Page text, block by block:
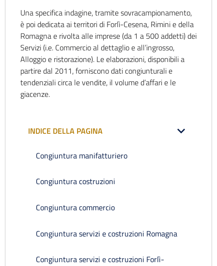
Una specifica indagine, tramite sovracampionamento,
è poi dedicata ai territori di Forlì-Cesena, Rimini e della
Romagna e rivolta alle imprese (da 1 a 500 addetti) dei
Servizi (i.e. Commercio al dettaglio e all’ingrosso,
Alloggio e ristorazione). Le elaborazioni, disponibili a
partire dal 2011, forniscono dati congiunturali e
tendenziali circa le vendite, il volume d’affari e le
giacenze.
INDICE DELLA PAGINA
Congiuntura manifatturiero
Congiuntura costruzioni
Congiuntura commercio
Congiuntura servizi e costruzioni Romagna
Congiuntura servizi e costruzioni Forlì-